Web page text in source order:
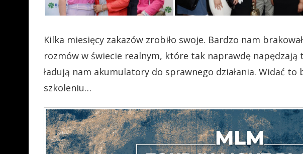
Kilka miesięcy zakazów zrobiło swoje. Bardzo nam
rozmów w świecie realnym, które tak naprawdę napędzają
ładują nam akumulatory do sprawnego działania. Widać
szkoleniu…